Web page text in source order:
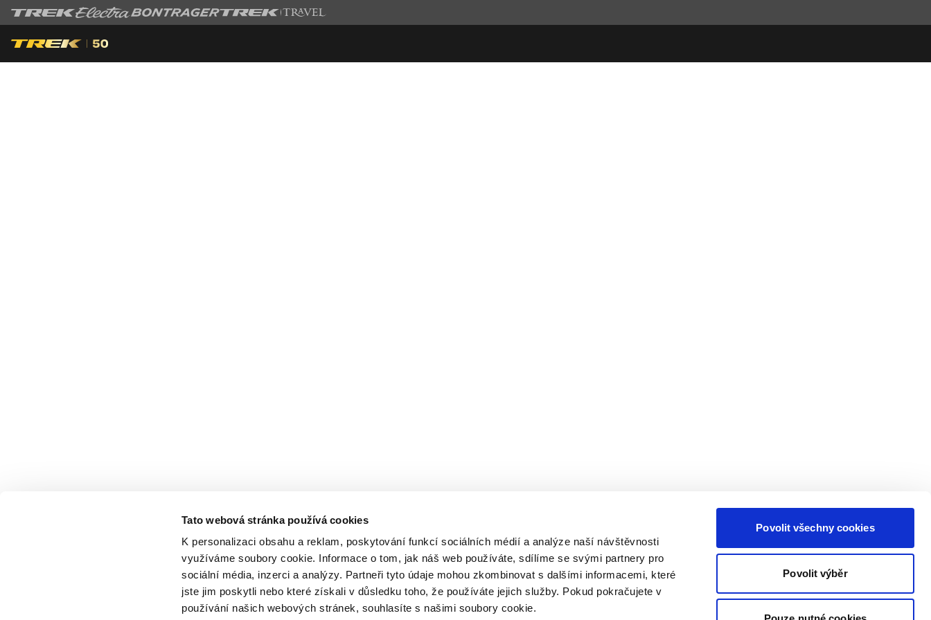
Tato webová stránka používá cookies
K personalizaci obsahu a reklam, poskytování funkcí sociálních médií a analýze naší návštěvnosti
využíváme soubory cookie. Informace o tom, jak náš web používáte, sdílíme se svými partnery pro
sociální média, inzerci a analýzy. Partneři tyto údaje mohou zkombinovat s dalšími informacemi, které
jste jim poskytli nebo které získali v důsledku toho, že používáte jejich služby. Pokud pokračujete v
používání našich webových stránek, souhlasíte s našimi soubory cookie.
Povolit všechny cookies
Povolit výběr